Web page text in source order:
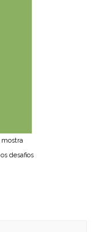
mostra
desafios